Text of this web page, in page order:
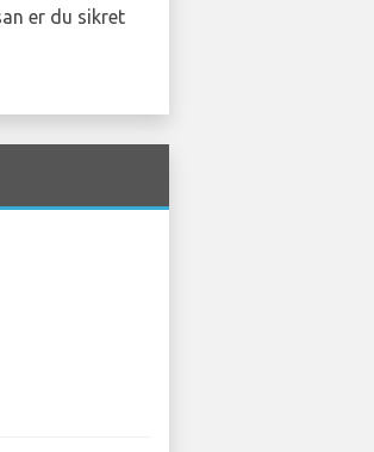
er du sikret